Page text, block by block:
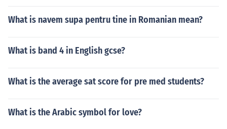
What is navem supa pentru tine in Romanian mean?
What is band 4 in English gcse?
What is the average sat score for pre med students?
What is the Arabic symbol for love?